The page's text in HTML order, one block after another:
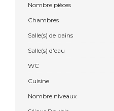
Nombre pièces
Chambres
Salle(s) de bains
Salle(s) d'eau
WC
Cuisine
Nombre niveaux